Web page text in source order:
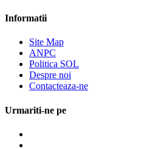
Informatii
Site Map
ANPC
Politica SOL
Despre noi
Contacteaza-ne
Urmariti-ne pe